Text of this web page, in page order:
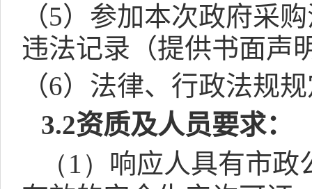
（5）参加本次政府采
违法记录（提供书面声
（6）法律、行政法规
3.2资质及人员要求：
（1） 响应人具有市政